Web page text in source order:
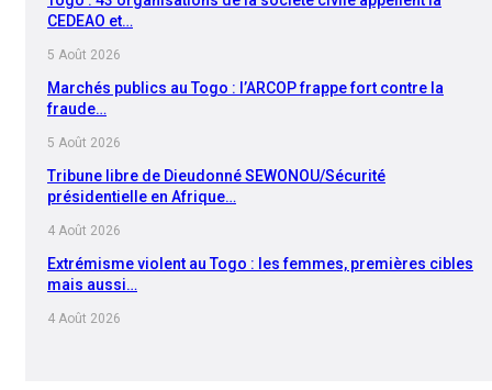
CEDEAO et…
5 Août 2026
Marchés publics au Togo : l’ARCOP frappe fort contre la
fraude…
5 Août 2026
Tribune libre de Dieudonné SEWONOU/Sécurité
présidentielle en Afrique…
4 Août 2026
Extrémisme violent au Togo : les femmes, premières cibles
mais aussi…
4 Août 2026